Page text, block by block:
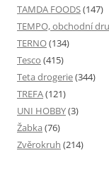
TAMDA FOODS(147)
TEMPO, obchodní
TERNO(134)
Tesco (415)
Teta drogerie(344)
TREFA(121)
UNI HOBBY(3)
Žabka (76)
Zvěrokruh (214)